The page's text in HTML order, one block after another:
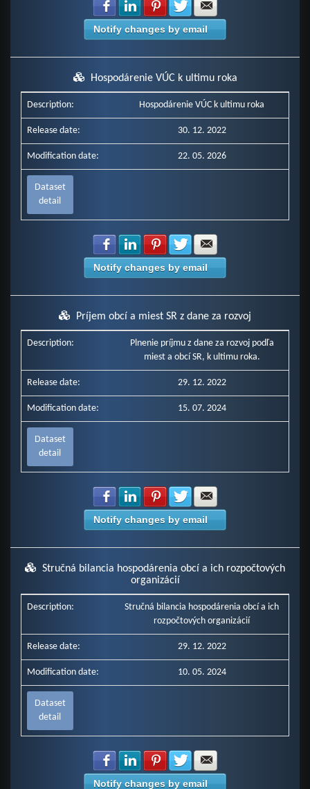
Share with Facebook
Share with LinkedIn
Share with Pinterest
Share with Twitter
Notify changes by email
Hospodárenie VÚC k ultimu roka
Description: Hospodárenie VÚC k ultimu roka
Release date: 30. 12. 2022
Modification date: 22. 05. 2026
Dataset
detail
Share with Facebook
Share with LinkedIn
Share with Pinterest
Share with Twitter
Notify changes by email
Príjem obcí a miest SR z dane za rozvoj
Description:
Plnenie príjmu z dane za rozvoj podľa
miest a obcí SR, k ultimu roka.
Release date: 29. 12. 2022
Modification date: 15. 07. 2024
Dataset
detail
Share with Facebook
Share with LinkedIn
Share with Pinterest
Share with Twitter
Notify changes by email
Stručná bilancia hospodárenia obcí a ich rozpočtových
organizácií
Description:
Stručná bilancia hospodárenia obcí a ich
rozpočtových organizácií
Release date: 29. 12. 2022
Modification date: 10. 05. 2024
Dataset
detail
Share with Facebook
Share with LinkedIn
Share with Pinterest
Share with Twitter
Notify changes by email